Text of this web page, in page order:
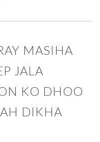
MASIHA
JALA
KO DHOO
DIKHA